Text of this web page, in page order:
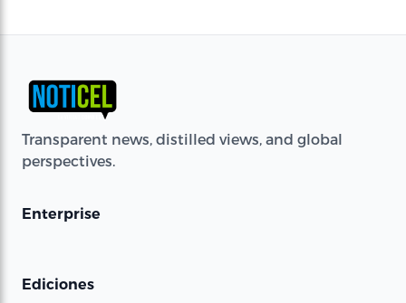
Transparent news, distilled views, and global
perspectives.
Enterprise
Ediciones